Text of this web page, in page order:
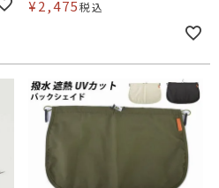
¥2,475税込